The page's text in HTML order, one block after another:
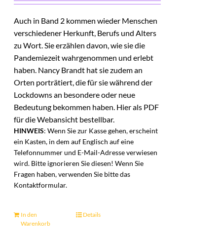
Auch in Band 2 kommen wieder Menschen
verschiedener Herkunft, Berufs und Alters
zu Wort. Sie erzählen davon, wie sie die
Pandemiezeit wahrgenommen und erlebt
haben. Nancy Brandt hat sie zudem an
Orten porträtiert, die für sie während der
Lockdowns an besondere oder neue
Bedeutung bekommen haben. Hier als PDF
für die Webansicht bestellbar.
HINWEIS: Wenn Sie zur Kasse gehen, erscheint
ein Kasten, in dem auf Englisch auf eine
Telefonnummer und E-Mail-Adresse verwiesen
wird. Bitte ignorieren Sie diesen! Wenn Sie
Fragen haben, verwenden Sie bitte das
Kontaktformular.
In den
Warenkorb
Details